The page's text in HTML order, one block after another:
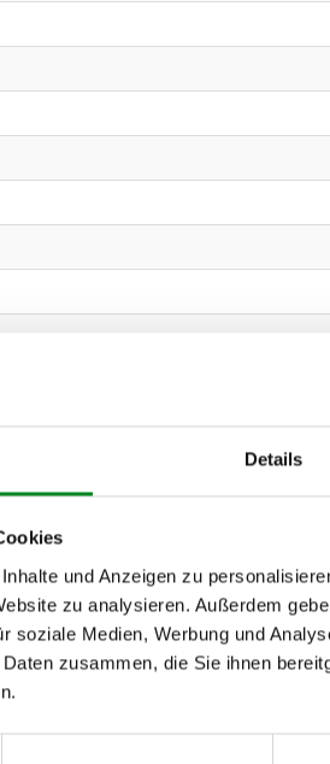
Details
und Anzeigen zu
zu analysieren. Außerdem
soziale Medien, Werbung und
zusammen, die Sie ihnen